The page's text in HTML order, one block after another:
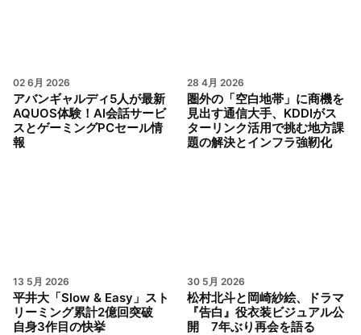
02 6月 2026
アバンギャルディ5人が最新
AQUOS体験！AI会話サービ
スとゲーミングPCセール情
報
28 4月 2026
圏外の「空白地帯」に商機を
見出す通信大手、KDDIがス
ターリンク活用で挑む地方課
題の解決とインフラ強靭化
13 5月 2026
平井大「Slow & Easy」スト
リーミング累計2億回突破
自身3作目の快挙
30 5月 2026
松村北斗と岡崎紗絵、ドラマ
『告白』役衣装ビジュアル公
開 7年ぶり再会を語る